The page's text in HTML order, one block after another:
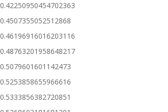
0.42250950454702363
0.4507355052512868
0.46196916016203116
0.48763201958648217
0.5079601601142473
0.5253858655966616
0.5333856382720851